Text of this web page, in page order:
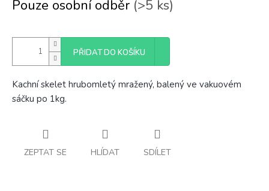
cena:
Pouze osobní odběr (>5 ks)
PŘIDAT DO KOŠÍKU
Kachní skelet hrubomletý mražený, balený ve vakuovém
sáčku po 1kg.
ZEPTAT SE HLÍDAT SDÍLET